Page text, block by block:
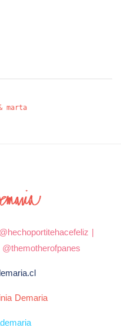
marta
@hechoportitehacefeliz |
@themotherofpanes
Demaria